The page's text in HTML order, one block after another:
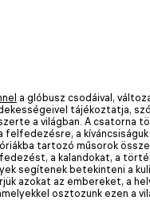
a glóbusz csodáival,
tájékoztatja,
a világban. A csatorna
felfedezésre, a
tartozó műsorok
a kalandokat, a
segítenek betekinteni a
azokat az embereket, a
osztozunk ezen a